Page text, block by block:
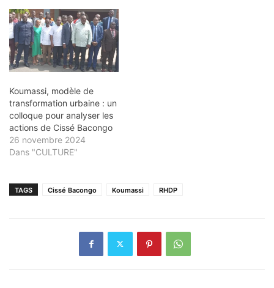
Koumassi, modèle de
transformation urbaine : un
colloque pour analyser les
actions de Cissé Bacongo
26 novembre 2024
Dans "CULTURE"
TAGS Cissé Bacongo Koumassi RHDP